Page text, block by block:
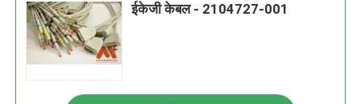
ईकेजी केबल - 2104727-001